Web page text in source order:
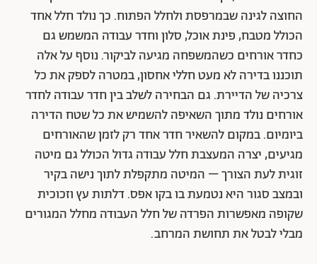
החוצה לגינה שבמרפסת ולחלל הפתוח. כך נולד חלל אחד
הכולל מטבח, פינת אוכל, סלון וחדר עבודה המשמש גם
כחדר אורחים כשהמשפחה מגיעה לביקור. נוסף על אלה
תוכננו בדירה לא מעט חללי אחסון, במטרה לספק את כל
צרכיה של הדיירת. גם הבחירה לשלב בין חדר עבודה לחדר
אורחים נולד מתוך השאיפה להשמיש את כל שטח הדירה
ביומיום. במקום להשאיר חדר אחד רק לזמן שהאורחים
מגיעים, יצרה המעצבת חלל עבודה גדול הכולל גם מיטה
זוגית לעת הצורך – המיטה מתקפלת לתוך נישה בקיר
ובמצב סגור היא נטמעת בו בקו אפס. דלתות עץ וזכוכית
שקופה מאפשרות הפרדה של חלל העבודה מחלל המגורים
מבלי לבטל את תחושת המרחב.